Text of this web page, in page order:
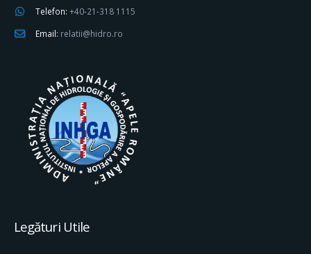
Telefon: +40-21-318 1115
Email: relatii@hidro.ro
Legături Utile